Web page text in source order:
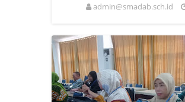
admin@smadab.sch.id